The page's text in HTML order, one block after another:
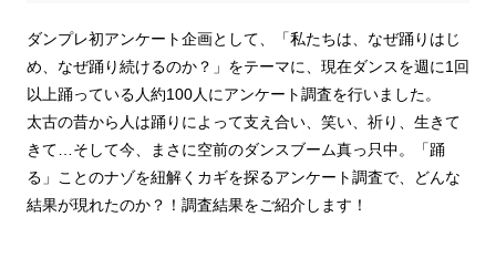
ダンプレ初アンケート企画として、「私たちは、なぜ踊りはじ
め、なぜ踊り続けるのか？」をテーマに、現在ダンスを週に1回
以上踊っている人約100人にアンケート調査を行いました。
太古の昔から人は踊りによって支え合い、笑い、祈り、生きて
きて…そして今、まさに空前のダンスブーム真っ只中。「踊
る」ことのナゾを紐解くカギを探るアンケート調査で、どんな
結果が現れたのか？！調査結果をご紹介します！